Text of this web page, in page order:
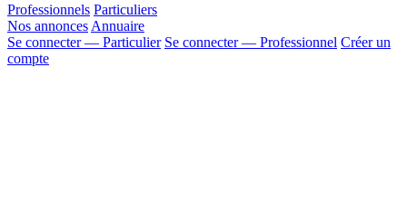
Professionnels Particuliers
Nos annonces Annuaire
Se connecter — Particulier Se connecter — Professionnel Créer un
compte